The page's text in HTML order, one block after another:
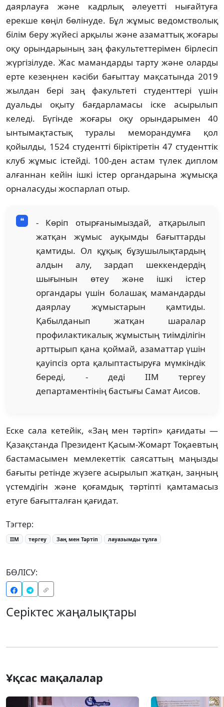
даярлауға және кадрлық әлеуетті нығайтуға
ерекше көңіл бөлінуде. Бұл жұмыс ведомстволық
білім беру жүйесі арқылы және азаматтық жоғары
оқу орындарының заң факультеттерімен бірлесіп
жүргізілуде. Жас мамандарды тарту және оларды
ерте кезеңнен кәсіби бағыттау мақсатында 2019
жылдан бері заң факультеті студенттері үшін
дуальды оқыту бағдарламасы іске асырылып
келеді. Бүгінде жоғары оқу орындарымен 40
ынтымақтастық туралы меморандумға қол
қойылды, 1524 студентті біріктіретін 47 студенттік
клуб жұмыс істейді. 100-ден астам түлек диплом
алғаннан кейін ішкі істер органдарына жұмысқа
орналасуды жоспарлап отыр.
- Көріп отырғанымыздай, атқарылып
жатқан жұмыс ауқымды бағыттарды
қамтиды. Ол құқық бұзушылықтардың
алдын алу, зардап шеккендердің
шығынын өтеу және ішкі істер
органдары үшін болашақ мамандарды
даярлау жұмыстарын қамтиды.
Қабылданып жатқан шаралар
профилактикалық жұмыстың тиімділігін
арттырып қана қоймай, азаматтар үшін
қауіпсіз орта қалыптастыруға мүмкіндік
береді, - деді ІІМ тергеу
департаментінің бастығы Самат Аисов.
Еске сала кетейік, «Заң мен тәртіп» қағидаты —
Қазақстанда Президент Қасым-Жомарт Тоқаевтың
бастамасымен мемлекеттік саясаттың маңызды
бағыты ретінде жүзеге асырылып жатқан, заңның
үстемдігін және қоғамдық тәртіпті қамтамасыз
етуге бағытталған қағидат.
Тэгтер:
ІІМ тергеу Заң мен Тәртіп лауазымды тұлға
БӨЛІСУ:
Серіктес жаңалықтары
Ұқсас мақалалар